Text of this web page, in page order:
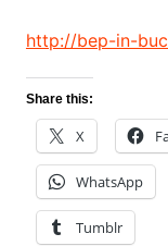
http://bep-in-
Share this:
X
WhatsApp
Tumblr